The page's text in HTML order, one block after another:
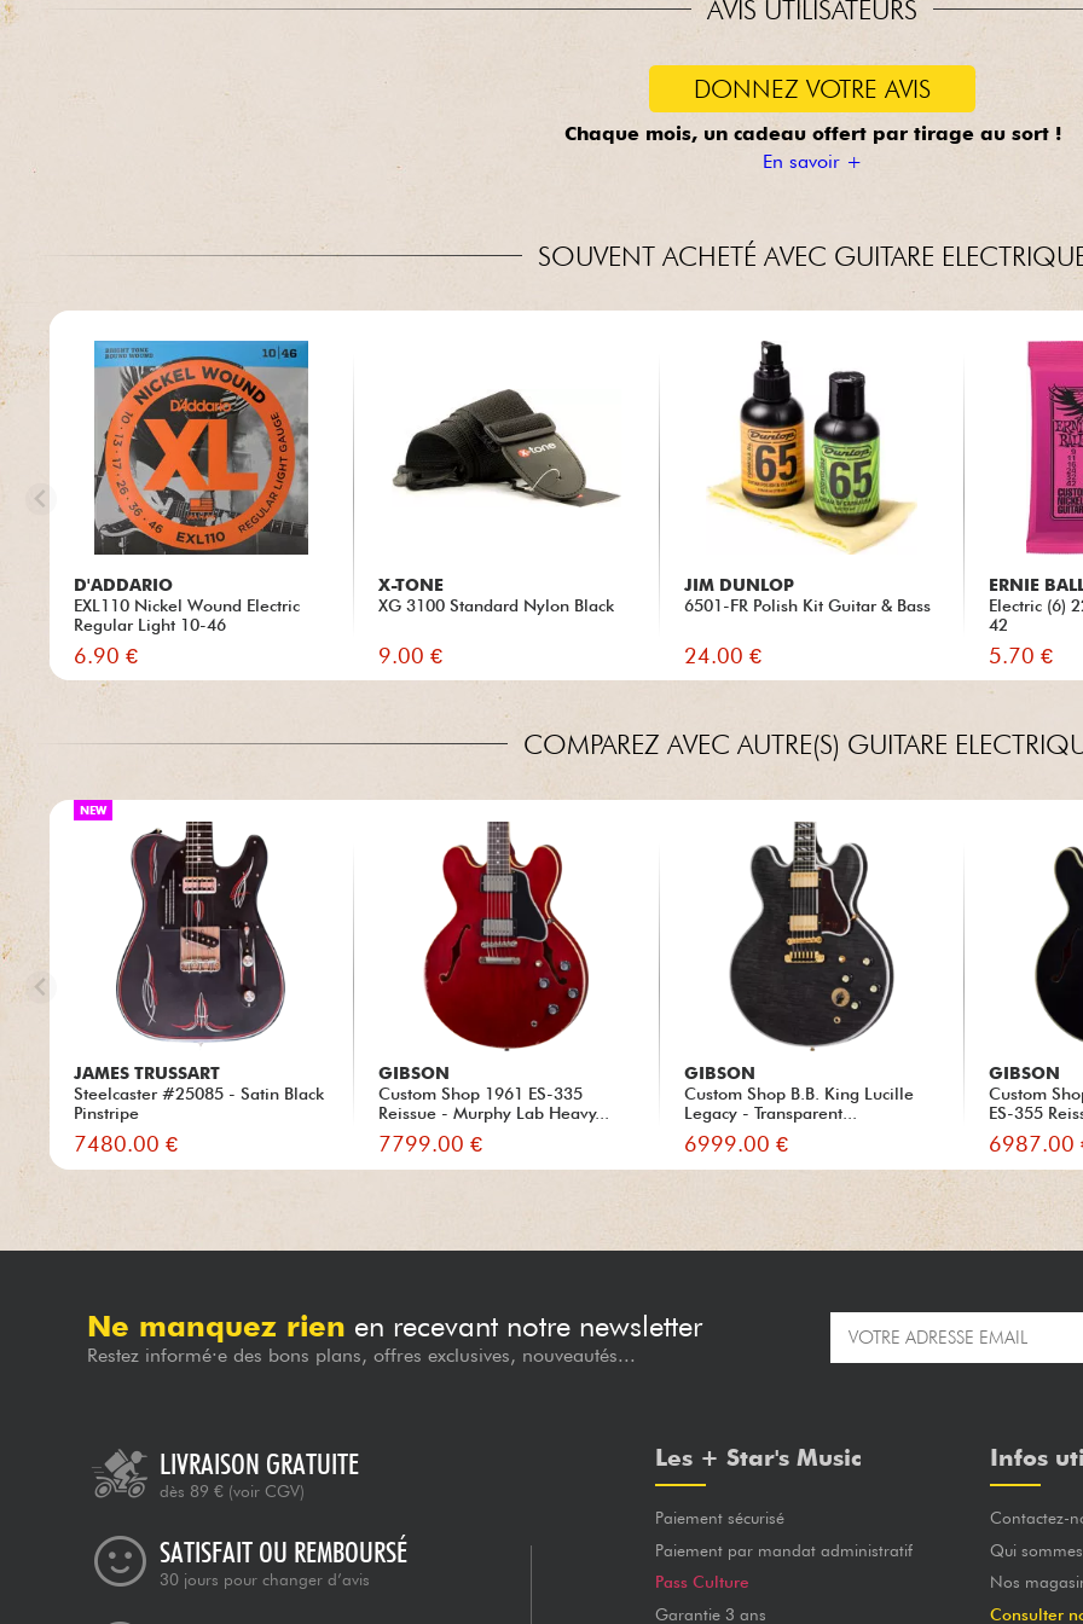
AVIS UTILISATEURS
DONNEZ VOTRE AVIS
Chaque mois, un cadeau offert par tirage au sort !
En savoir +
SOUVENT ACHETÉ AVEC GUITARE
D'ADDARIO
EXL110 Nickel Wound Electric
Regular Light 10-46
6.90 €
X-TONE
XG 3100 Standard Nylon Black
9.00 €
JIM DUNLOP
6501-FR Polish Kit Guitar & Bass
24.00 €
ERNIE
Electric (6)
42
5.70 €
COMPAREZ AVEC AUTRE(S) GUITARE
NEW
JAMES TRUSSART
Steelcaster #25085 - Satin Black
Pinstripe
7480.00 €
GIBSON
Custom Shop 1961 ES-335
Reissue - Murphy Lab Heavy...
7799.00 €
GIBSON
Custom Shop B.B. King Lucille
Legacy - Transparent...
6999.00 €
GIBSON
Custom
ES-355
6987.00
Ne manquez rien en recevant notre newsletter
Restez informé·e des bons plans, offres exclusives, nouveautés...
LIVRAISON GRATUITE
dès 89 € (voir CGV)
SATISFAIT OU REMBOURSÉ
30 jours pour changer d’avis
Les + Star's Music
Paiement sécurisé
Paiement par mandat administratif
Pass Culture
Garantie 3 ans
Infos
Contactez-
Qui
Nos
Consulter